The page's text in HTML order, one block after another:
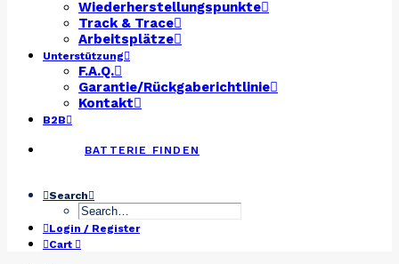
Wiederherstellungspunkte
Track & Trace
Arbeitsplätze
Unterstützung
F.A.Q.
Garantie/Rückgaberichtlinie
Kontakt
B2B
BATTERIE FINDEN
Search
Login / Register
Cart